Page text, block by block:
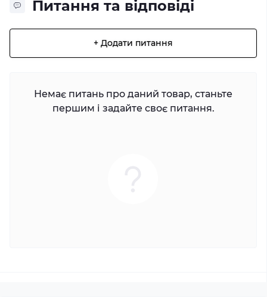
Питання та відповіді
+ Додати питання
Немає питань про даний товар, станьте
першим і задайте своє питання.